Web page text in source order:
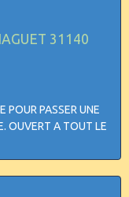
31140
PASSER UNE
OUVERT A TOUT LE